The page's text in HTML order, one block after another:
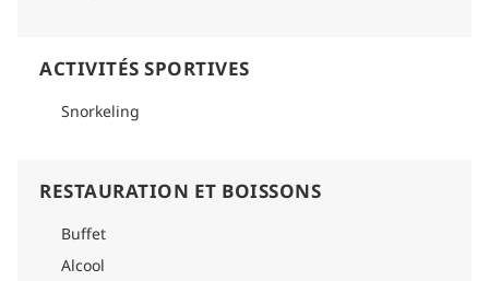
ACTIVITÉS SPORTIVES
Snorkeling
RESTAURATION ET BOISSONS
Buffet
Alcool